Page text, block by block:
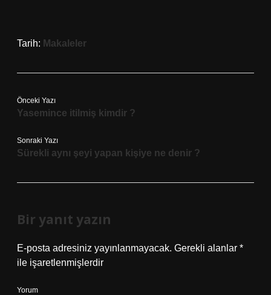
Tarih: Makaleler
Önceki Yazı
Yasemince itilmiş kimdir ?
Sonraki Yazı
Sürekli aynı şeyi yapan kişiye ne denir ?
Bir yanıt yazın
E-posta adresiniz yayınlanmayacak. Gerekli alanlar *
ile işaretlenmişlerdir
Yorum